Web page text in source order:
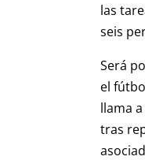
las
seis
Será
el
llama
tras